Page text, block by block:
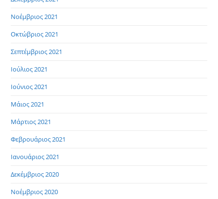
Νοέμβριος 2021
Οκτώβριος 2021
Σεπτέμβριος 2021
Ιούλιος 2021
Ιούνιος 2021
Μάιος 2021
Μάρτιος 2021
Φεβρουάριος 2021
Ιανουάριος 2021
Δεκέμβριος 2020
Νοέμβριος 2020